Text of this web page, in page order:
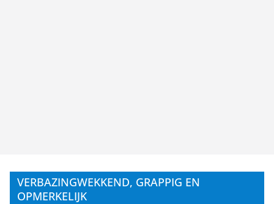
VERBAZINGWEKKEND, GRAPPIG EN
OPMERKELIJK